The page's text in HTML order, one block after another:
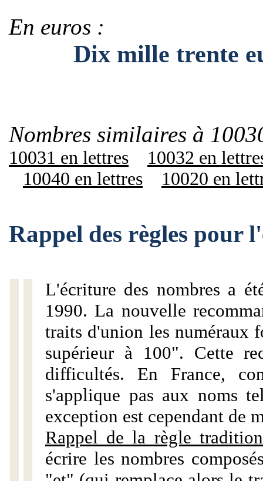
En euros :
Dix mille trente
Nombres similaires à
10031 en lettres
10032 en
10040 en lettres
10020 en
Rappel des règles pour
L'écriture des nombres a
1990. La nouvelle
traits d'union les numéraux
supérieur à 100". Cette
difficultés. En France,
s'applique pas aux noms
exception est cependant de
Rappel de la règle
écrire les nombres